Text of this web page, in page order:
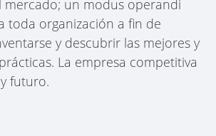
mercado; un modus operandi
toda organización a fin de
y descubrir las mejores y
La empresa competitiva
futuro.